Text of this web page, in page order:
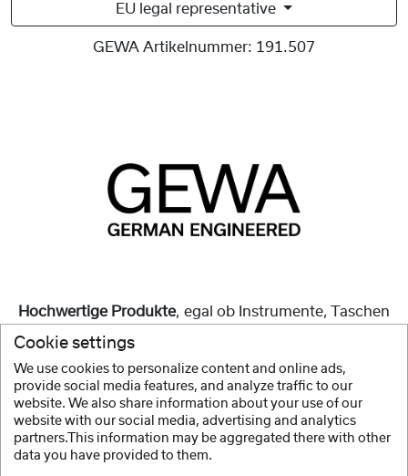
EU legal representative
GEWA Artikelnummer: 191.507
Hochwertige Produkte, egal ob Instrumente, Taschen
oder Zubehör, sind und waren schon immer unsere
Mehr anzeigen
Cookie settings
We use cookies to personalize content and online ads,
provide social media features, and analyze traffic to our
website. We also share information about your use of our
website with our social media, advertising and analytics
partners.This information may be aggregated there with other
data you have provided to them.